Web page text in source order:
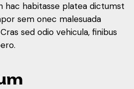
m
nec eleifend tincidunt, nibh
aliquam sagittis felis
hac habitasse platea dictumst
sem onec malesuada
sed odio vehicula, finibus
m